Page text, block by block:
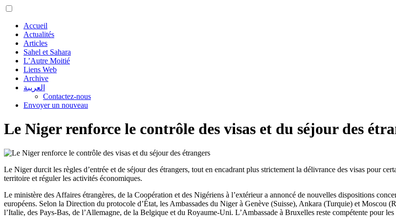
Accueil
Actualités
Articles
Sahel et Sahara
L’Autre Moitié
Liens Web
Archive
العريبة
Contactez-nous
Envoyer un nouveau
Le Niger renforce le contrôle des visas et du séjour des
Le Niger durcit les règles d’entrée et de séjour des étrangers, tout en encadrant plus strictement la délivrance des visas pour
territoire et réguler les activités économiques.
Le ministère des Affaires étrangères, de la Coopération et des Nigériens à l’extérieur a annoncé de nouvelles dispositions
européens. Selon la Direction du protocole d’État, les Ambassades du Niger à Genève (Suisse), Ankara (Turquie) et Moscou
l’Italie, des Pays-Bas, de l’Allemagne, de la Belgique et du Royaume-Uni. L’Ambassade à Bruxelles reste compétente pour